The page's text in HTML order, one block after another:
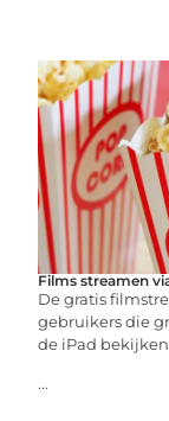
Films streamen
De gratis
gebruikers die
de iPad
...